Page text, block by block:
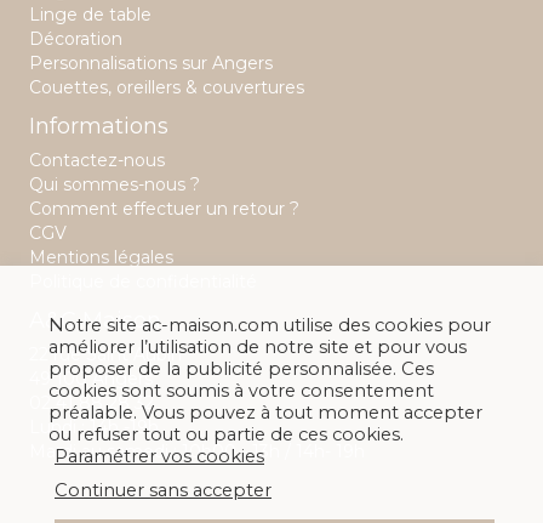
Linge de table
Décoration
Personnalisations sur Angers
Couettes, oreillers & couvertures
Informations
Contactez-nous
Qui sommes-nous ?
Comment effectuer un retour ?
CGV
Mentions légales
A&C Maison
22 rue Saint Aubin
49 100 Angers
02 41 88 28 32
Lundi : 14h -19h
Mardi au samedi : 10h00 - 13h / 14h- 19h
Notre site ac-maison.com utilise des cookies pour
améliorer l’utilisation de notre site et pour vous
proposer de la publicité personnalisée. Ces
cookies sont soumis à votre consentement
préalable. Vous pouvez à tout moment accepter
ou refuser tout ou partie de ces cookies.
Paramétrer vos cookies
Continuer sans accepter